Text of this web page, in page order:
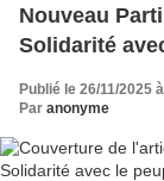
Nouveau
Solidarité
Publié le 26/11/2025
Par anonyme